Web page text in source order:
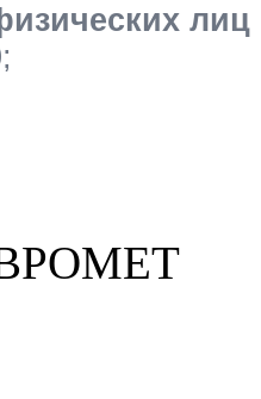
лиц